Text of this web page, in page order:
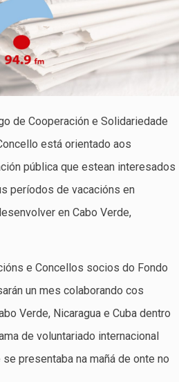
de Cooperación e Solidariedade
está orientado aos
pública que estean interesados
períodos de vacacións en
en Cabo Verde,
e Concellos socios do Fondo
un mes colaborando cos
Verde, Nicaragua e Cuba dentro
de voluntariado internacional
presentaba na mañá de onte no